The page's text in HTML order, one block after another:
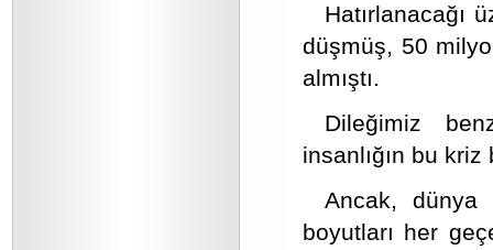
Hatırlanacağı
düşmüş, 50
almıştı.
Dileğimiz
insanlığın bu
Ancak, dünya
boyutları her